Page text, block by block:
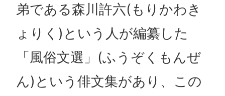
弟である森川許六(もりかわき
ょりく)という人が編纂した
「風俗文選」(ふうぞくもんぜ
ん)という俳文集があり、この